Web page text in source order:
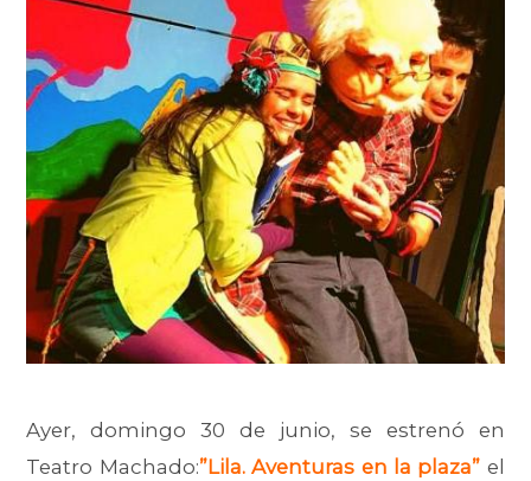
Ayer, domingo 30 de junio, se estrenó en
Teatro Machado:”Lila. Aventuras en la plaza” el